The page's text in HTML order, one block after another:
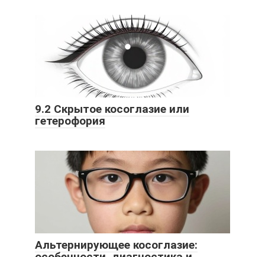
9.2 Скрытое косоглазие или
гетерофория
Альтернирующее косоглазие: